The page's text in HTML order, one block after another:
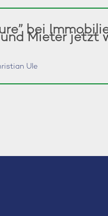
bei
Mieter jetzt
Ule